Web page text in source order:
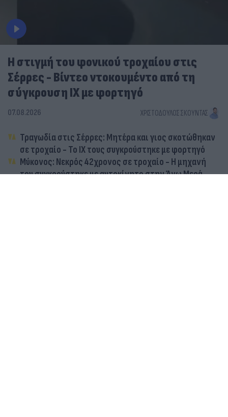
Η στιγμή του φονικού τροχαίου στις
Σέρρες - Βίντεο ντοκουμέντο από τη
σύγκρουση ΙΧ με φορτηγό
07.08.2026 ΧΡΙΣΤΌΔΟΥΛΟΣ ΣΚΟΎΝΤΑΣ
Τραγωδία στις Σέρρες: Μητέρα και γιος σκοτώθηκαν
σε τροχαίο - Το ΙΧ τους συγκρούστηκε με φορτηγό
Μύκονος: Νεκρός 42χρονος σε τροχαίο - Η μηχανή
του συγκρούστηκε με αυτοκίνητο στην Άνω Μερά